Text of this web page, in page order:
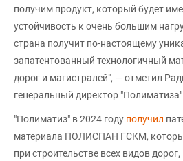
получим продукт, который будет
устойчивость к очень большим
страна получит по-настоящему
запатентованный технологичный
дорог и магистралей", — отметил
генеральный директор "Полиматиза".
"Полиматиз" в 2024 году получил
материала ПОЛИСПАН ГСКМ,
при строительстве всех видов